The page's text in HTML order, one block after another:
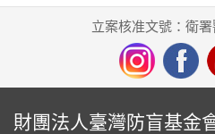
立案核准文號：衛
財團法人臺灣防盲基金